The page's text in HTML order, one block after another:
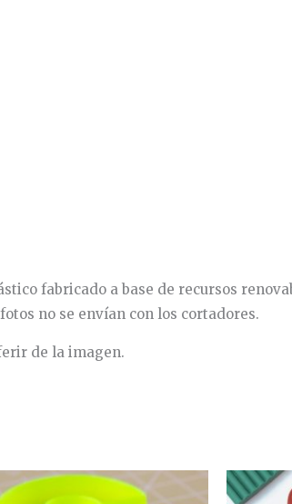
fabricado a base de recursos
no se envían con los cortadores.
de la imagen.